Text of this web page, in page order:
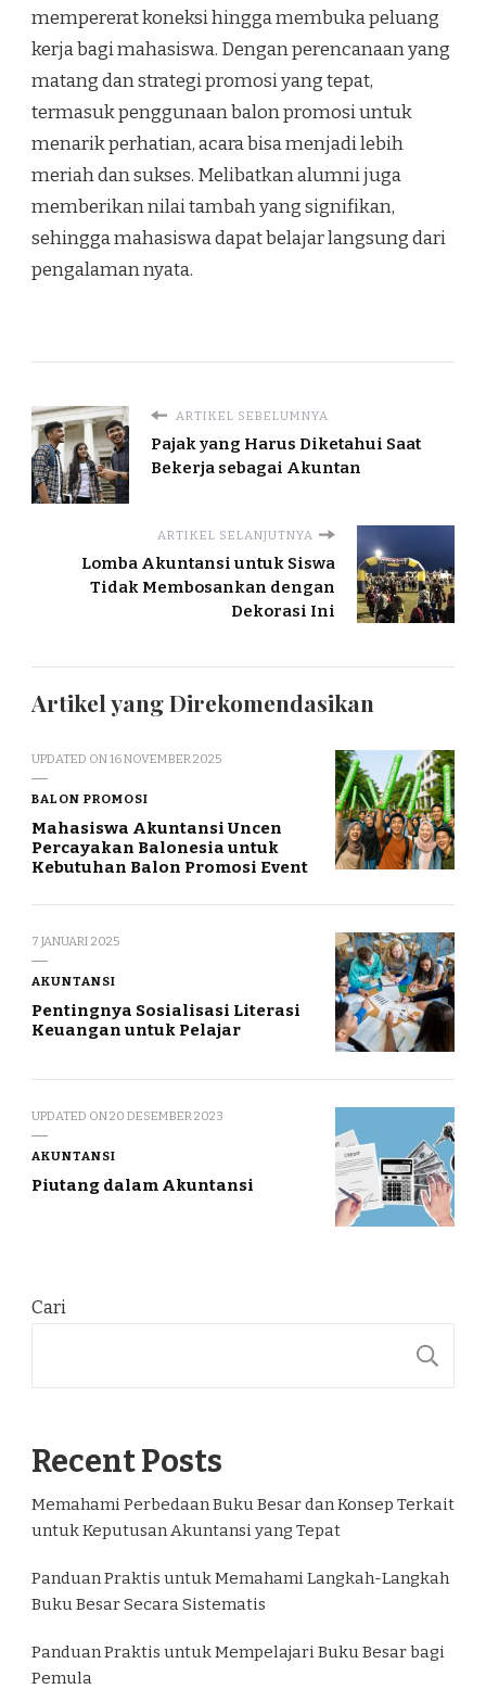
mempererat koneksi hingga membuka peluang
kerja bagi mahasiswa. Dengan perencanaan yang
matang dan strategi promosi yang tepat,
termasuk penggunaan balon promosi untuk
menarik perhatian, acara bisa menjadi lebih
meriah dan sukses. Melibatkan alumni juga
memberikan nilai tambah yang signifikan,
sehingga mahasiswa dapat belajar langsung dari
pengalaman nyata.
ARTIKEL SEBELUMNYA
Pajak yang Harus Diketahui Saat
Bekerja sebagai Akuntan
ARTIKEL SELANJUTNYA
Lomba Akuntansi untuk Siswa
Tidak Membosankan dengan
Dekorasi Ini
Artikel yang Direkomendasikan
UPDATED ON16 NOVEMBER 2025
BALON PROMOSI
Mahasiswa Akuntansi Uncen
Percayakan Balonesia untuk
Kebutuhan Balon Promosi Event
7 JANUARI 2025
AKUNTANSI
Pentingnya Sosialisasi Literasi
Keuangan untuk Pelajar
UPDATED ON20 DESEMBER 2023
AKUNTANSI
Piutang dalam Akuntansi
Cari
Recent Posts
Memahami Perbedaan Buku Besar dan Konsep Terkait
untuk Keputusan Akuntansi yang Tepat
Panduan Praktis untuk Memahami Langkah-Langkah
Buku Besar Secara Sistematis
Panduan Praktis untuk Mempelajari Buku Besar bagi
Pemula